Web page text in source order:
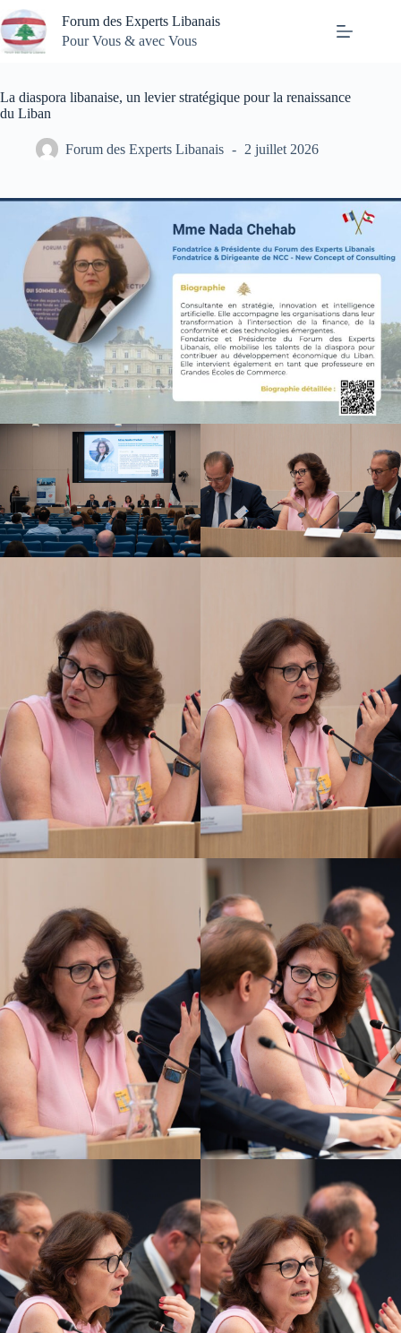
Passer
au
contenu
Forum des Experts Libanais
Pour Vous & avec Vous
La diaspora libanaise, un levier stratégique pour la renaissance
du Liban
Forum des Experts Libanais 2 juillet 2026